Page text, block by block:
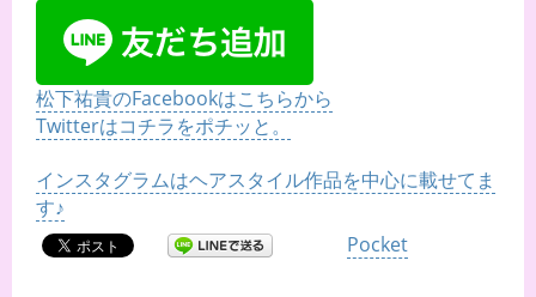
松下祐貴のFacebookはこちらから
Twitterはコチラをポチッと。
インスタグラムはヘアスタイル作品を中心に載せてま
す♪
Pocket